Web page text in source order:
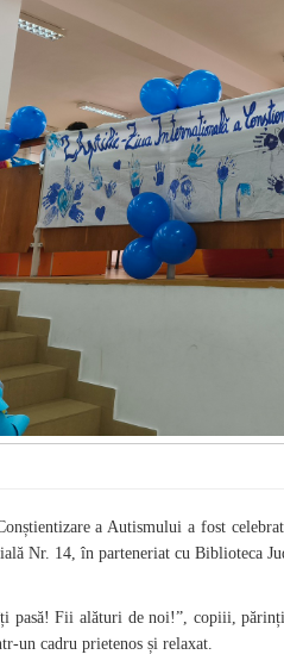
a Autismului a fost
Nr. 14, în parteneriat cu Biblioteca
pasă! Fii alături de noi!”, copiii,
un cadru prietenos și relaxat.